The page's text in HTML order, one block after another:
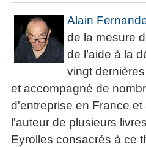
Alain
de la mesure
de l’aide à la
vingt
et accompagné de
d'entreprise en France
l'auteur de plusieurs
Eyrolles consacrés à ce